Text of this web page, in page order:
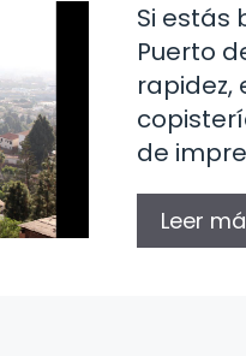
Si estás
Puerto
rapidez,
de
Leer